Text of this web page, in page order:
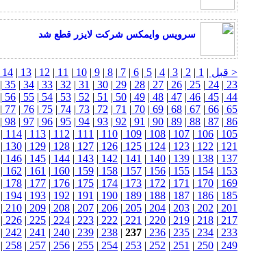
سرويس وايمكس شركت لايزر قطع شد
< قبل |
1
|
2
|
3
|
4
|
5
|
6
|
7
|
8
|
9
|
10
|
11
|
12
|
13
|
14
23
|
24
|
25
|
26
|
27
|
28
|
29
|
30
|
31
|
32
|
33
|
34
|
35
|
44
|
45
|
46
|
47
|
48
|
49
|
50
|
51
|
52
|
53
|
54
|
55
|
56
|
65
|
66
|
67
|
68
|
69
|
70
|
71
|
72
|
73
|
74
|
75
|
76
|
77
|
86
|
87
|
88
|
89
|
90
|
91
|
92
|
93
|
94
|
95
|
96
|
97
|
98
|
105
|
106
|
107
|
108
|
109
|
110
|
111
|
112
|
113
|
114
|
121
|
122
|
123
|
124
|
125
|
126
|
127
|
128
|
129
|
130
|
137
|
138
|
139
|
140
|
141
|
142
|
143
|
144
|
145
|
146
|
153
|
154
|
155
|
156
|
157
|
158
|
159
|
160
|
161
|
162
|
169
|
170
|
171
|
172
|
173
|
174
|
175
|
176
|
177
|
178
|
185
|
186
|
187
|
188
|
189
|
190
|
191
|
192
|
193
|
194
|
201
|
202
|
203
|
204
|
205
|
206
|
207
|
208
|
209
|
210
|
217
|
218
|
219
|
220
|
221
|
222
|
223
|
224
|
225
|
226
|
233
|
234
|
235
|
236
|
237
|
238
|
239
|
240
|
241
|
242
|
249
|
250
|
251
|
252
|
253
|
254
|
255
|
256
|
257
|
258
|